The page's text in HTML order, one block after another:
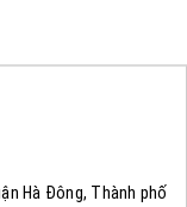
Hà Đông, Thành phố